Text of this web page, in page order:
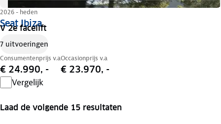
Seat Ibiza
2026 - heden
V 2e facelift
7 uitvoeringen
Consumentenprijs v.a
€ 24.990, -
Occasionprijs v.a
€ 23.970, -
Vergelijk
Laad de volgende 15 resultaten